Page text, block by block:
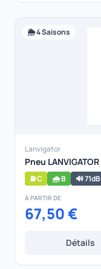
🌦️ 4 Saisons
Lanvigator
Pneu
⛽ C 🌧️ B 🔊 71dB
À PARTIR DE
67,50 €
Détails